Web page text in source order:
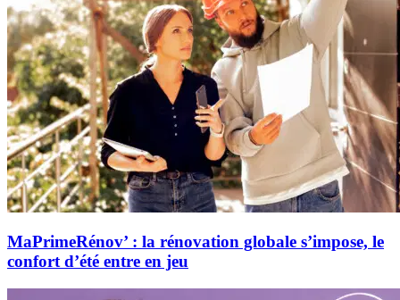
MaPrimeRénov’ : la rénovation globale s’impose, le
confort d’été entre en jeu